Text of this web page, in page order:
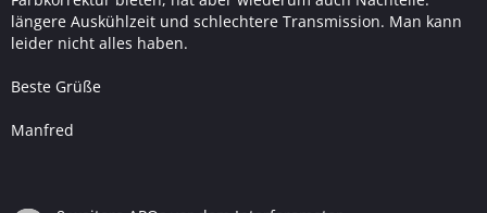
längere Auskühlzeit und schlechtere Transmission. Man kann
leider nicht alles haben.
Beste Grüße
Manfred